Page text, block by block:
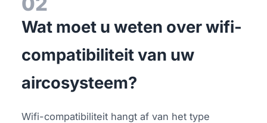
Wat moet u weten over wifi-
compatibiliteit van uw
aircosysteem?
Wifi-compatibiliteit hangt af van het type